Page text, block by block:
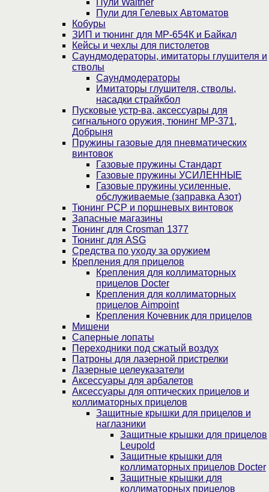
Пули Walther
Пули для Гелевых Автоматов
Кобуры
ЗИП и тюнинг для МР-654К и Байкал
Кейсы и чехлы для пистолетов
Саундмодераторы, имитаторы глушителя и
стволы
Саундмодераторы
Имитаторы глушителя, стволы,
насадки страйкбол
Пусковые устр-ва, аксессуары для
сигнального оружия, тюнинг МР-371,
Добрыня
Пружины газовые для пневматических
винтовок
Газовые пружины Стандарт
Газовые пружины УСИЛЕННЫЕ
Газовые пружины усиленные,
обслуживаемые (заправка Азот)
Тюнинг PCP и поршневых винтовок
Запасные магазины
Тюнинг для Crosman 1377
Тюнинг для ASG
Средства по уходу за оружием
Крепления для прицелов
Крепления для коллиматорных
прицелов Docter
Крепления для коллиматорных
прицелов Aimpoint
Крепления Кочевник для прицелов
Мишени
Саперные лопаты
Переходники под сжатый воздух
Патроны для лазерной пристрелки
Лазерные целеуказатели
Аксессуары для арбалетов
Аксессуары для оптических прицелов и
коллиматорных прицелов
Защитные крышки для прицелов и
наглазники
Защитные крышки для прицелов
Leupold
Защитные крышки для
коллиматорных прицелов Docter
Защитные крышки для
коллиматорных прицелов